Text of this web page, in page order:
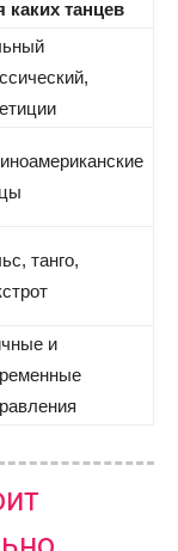
каких танцев
танго,
и